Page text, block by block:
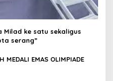
Milad ke satu sekaligus
serang”
MEDALI EMAS OLIMPIADE